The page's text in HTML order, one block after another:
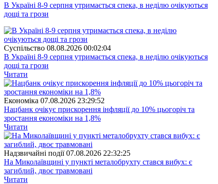
В Україні 8-9 серпня утримається спека, в неділю очікуються
дощі та грози
Суспiльство 08.08.2026 00:02:04
В Україні 8-9 серпня утримається спека, в неділю очікуються
дощі та грози
Читати
Економіка 07.08.2026 23:29:52
Нацбанк очікує прискорення інфляції до 10% цьогоріч та
зростання економіки на 1,8%
Читати
Надзвичайні події 07.08.2026 22:32:25
На Миколаївщині у пункті металобрухту стався вибух: є
загиблий, двоє травмовані
Читати